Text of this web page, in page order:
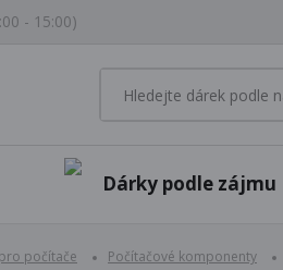
- 15:00)
Dárky podle zájmu
počítače Počítačové komponenty